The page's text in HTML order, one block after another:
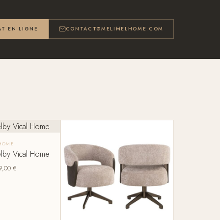
EN LIGNE CONTACT@MELIMELHOME.COM
Vical Home
€